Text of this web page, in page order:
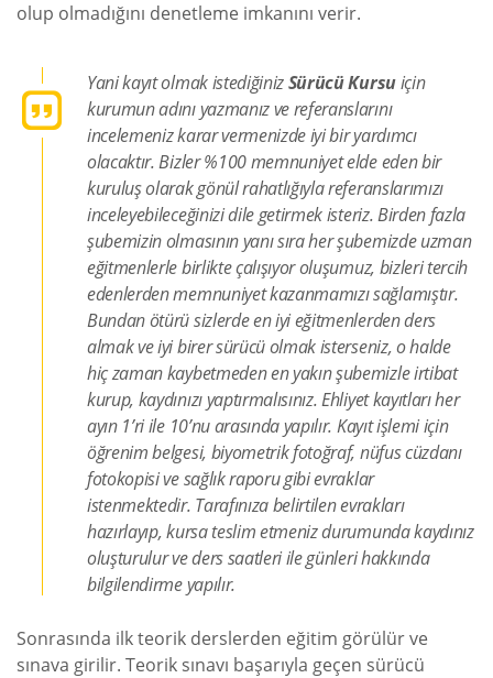
olup olmadığını denetleme imkanını verir.
Yani kayıt olmak istediğinizSürücü Kursuiçin
kurumun adını yazmanız ve referanslarını
incelemeniz karar vermenizde iyi bir yardımcı
olacaktır. Bizler %100 memnuniyet elde eden bir
kuruluş olarak gönül rahatlığıyla referanslarımızı
inceleyebileceğinizi dile getirmek isteriz. Birden fazla
şubemizin olmasının yanı sıra her şubemizde uzman
eğitmenlerle birlikte çalışıyor oluşumuz, bizleri tercih
edenlerden memnuniyet kazanmamızı sağlamıştır.
Bundan ötürü sizlerde en iyi eğitmenlerden ders
almak ve iyi birer sürücü olmak isterseniz, o halde
hiç zaman kaybetmeden en yakın şubemizle irtibat
kurup, kaydınızı yaptırmalısınız. Ehliyet kayıtları her
ayın 1’ri ile 10’nu arasında yapılır. Kayıt işlemi için
öğrenim belgesi, biyometrik fotoğraf, nüfus cüzdanı
fotokopisi ve sağlık raporu gibi evraklar
istenmektedir. Tarafınıza belirtilen evrakları
hazırlayıp, kursa teslim etmeniz durumunda kaydınız
oluşturulur ve ders saatleri ile günleri hakkında
bilgilendirme yapılır.
Sonrasında ilk teorik derslerden eğitim görülür ve
sınava girilir. Teorik sınavı başarıyla geçen sürücü